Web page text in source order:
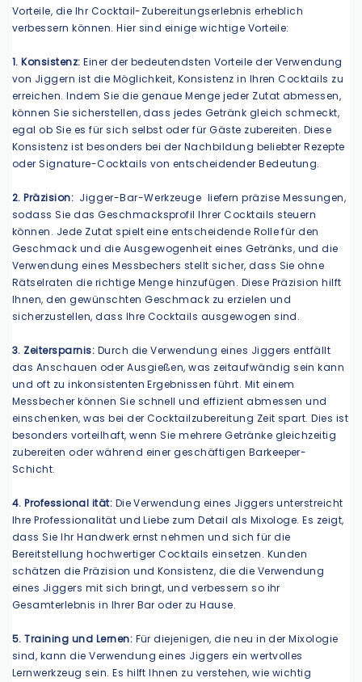
Vorteile, die Ihr Cocktail-Zubereitungserlebnis erheblich
verbessern können. Hier sind einige wichtige Vorteile:
1. Konsistenz:Einer der bedeutendsten Vorteile der Verwendung
von Jiggern ist die Möglichkeit, Konsistenz in Ihren Cocktails zu
erreichen. Indem Sie die genaue Menge jeder Zutat abmessen,
können Sie sicherstellen, dass jedes Getränk gleich schmeckt,
egal ob Sie es für sich selbst oder für Gäste zubereiten. Diese
Konsistenz ist besonders bei der Nachbildung beliebter Rezepte
oder Signature-Cocktails von entscheidender Bedeutung.
2. Präzision: Jigger-Bar-Werkzeuge liefern präzise Messungen,
sodass Sie das Geschmacksprofil Ihrer Cocktails steuern
können. Jede Zutat spielt eine entscheidende Rolle für den
Geschmack und die Ausgewogenheit eines Getränks, und die
Verwendung eines Messbechers stellt sicher, dass Sie ohne
Rätselraten die richtige Menge hinzufügen. Diese Präzision hilft
Ihnen, den gewünschten Geschmack zu erzielen und
sicherzustellen, dass Ihre Cocktails ausgewogen sind.
3. Zeitersparnis: Durch die Verwendung eines Jiggers entfällt
das Anschauen oder Ausgießen, was zeitaufwändig sein kann
und oft zu inkonsistenten Ergebnissen führt. Mit einem
Messbecher können Sie schnell und effizient abmessen und
einschenken, was bei der Cocktailzubereitung Zeit spart. Dies ist
besonders vorteilhaft, wenn Sie mehrere Getränke gleichzeitig
zubereiten oder während einer geschäftigen Barkeeper-
Schicht.
4. Professional ität: Die Verwendung eines Jiggers unterstreicht
Ihre Professionalität und Liebe zum Detail als Mixologe. Es zeigt,
dass Sie Ihr Handwerk ernst nehmen und sich für die
Bereitstellung hochwertiger Cocktails einsetzen. Kunden
schätzen die Präzision und Konsistenz, die die Verwendung
eines Jiggers mit sich bringt, und verbessern so ihr
Gesamterlebnis in Ihrer Bar oder zu Hause.
5. Training und Lernen: Für diejenigen, die neu in der Mixologie
sind, kann die Verwendung eines Jiggers ein wertvolles
Lernwerkzeug sein. Es hilft Ihnen zu verstehen, wie wichtig